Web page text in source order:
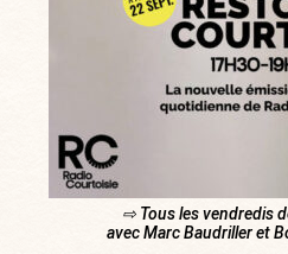
⇨ Tous les vendredis
avec Marc Baudriller et